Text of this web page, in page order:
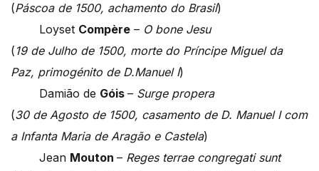
(Páscoa de 1500, achamento do Brasil)
Loyset Compère – O bone Jesu
( 19 de Julho de 1500, morte do Príncipe Miguel da
Paz, primogénito de D.Manuel I)
Damião de Góis – Surge propera
(30 de Agosto de 1500, casamento de D. Manuel I com
a Infanta Maria de Aragão e Castela)
Jean Mouton – Reges terrae congregati sunt